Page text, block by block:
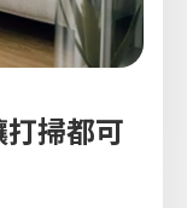
打掃都可